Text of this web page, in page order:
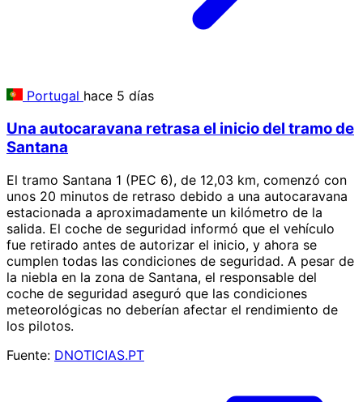
Portugal hace 5 días
Una autocaravana retrasa el inicio del tramo de
Santana
El tramo Santana 1 (PEC 6), de 12,03 km, comenzó con
unos 20 minutos de retraso debido a una autocaravana
estacionada a aproximadamente un kilómetro de la
salida. El coche de seguridad informó que el vehículo
fue retirado antes de autorizar el inicio, y ahora se
cumplen todas las condiciones de seguridad. A pesar de
la niebla en la zona de Santana, el responsable del
coche de seguridad aseguró que las condiciones
meteorológicas no deberían afectar el rendimiento de
los pilotos.
Fuente: DNOTICIAS.PT